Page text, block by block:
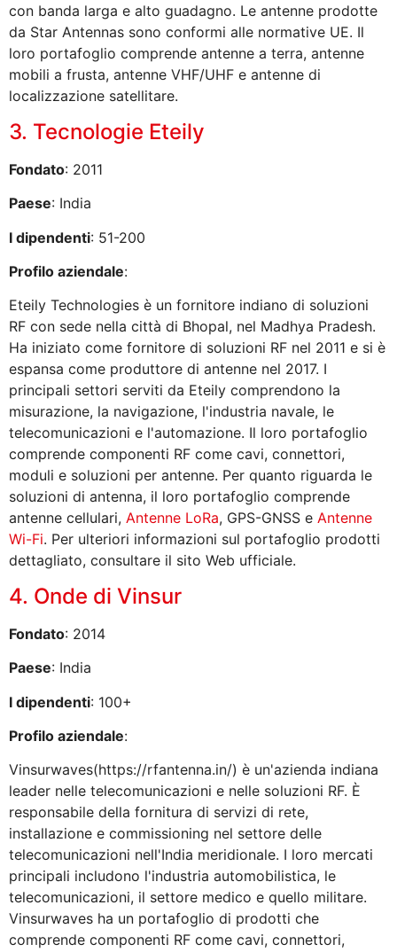
con banda larga e alto guadagno. Le antenne prodotte
da Star Antennas sono conformi alle normative UE. Il
loro portafoglio comprende antenne a terra, antenne
mobili a frusta, antenne VHF/UHF e antenne di
localizzazione satellitare.
3. Tecnologie Eteily
Fondato: 2011
Paese: India
I dipendenti: 51-200
Profilo aziendale:
Eteily Technologies è un fornitore indiano di soluzioni
RF con sede nella città di Bhopal, nel Madhya Pradesh.
Ha iniziato come fornitore di soluzioni RF nel 2011 e si è
espansa come produttore di antenne nel 2017. I
principali settori serviti da Eteily comprendono la
misurazione, la navigazione, l'industria navale, le
telecomunicazioni e l'automazione. Il loro portafoglio
comprende componenti RF come cavi, connettori,
moduli e soluzioni per antenne. Per quanto riguarda le
soluzioni di antenna, il loro portafoglio comprende
antenne cellulari, Antenne LoRa, GPS-GNSS e Antenne
Wi-Fi. Per ulteriori informazioni sul portafoglio prodotti
dettagliato, consultare il sito Web ufficiale.
4. Onde di Vinsur
Fondato: 2014
Paese: India
I dipendenti: 100+
Profilo aziendale:
Vinsurwaves(https://rfantenna.in/) è un'azienda indiana
leader nelle telecomunicazioni e nelle soluzioni RF. È
responsabile della fornitura di servizi di rete,
installazione e commissioning nel settore delle
telecomunicazioni nell'India meridionale. I loro mercati
principali includono l'industria automobilistica, le
telecomunicazioni, il settore medico e quello militare.
Vinsurwaves ha un portafoglio di prodotti che
comprende componenti RF come cavi, connettori,